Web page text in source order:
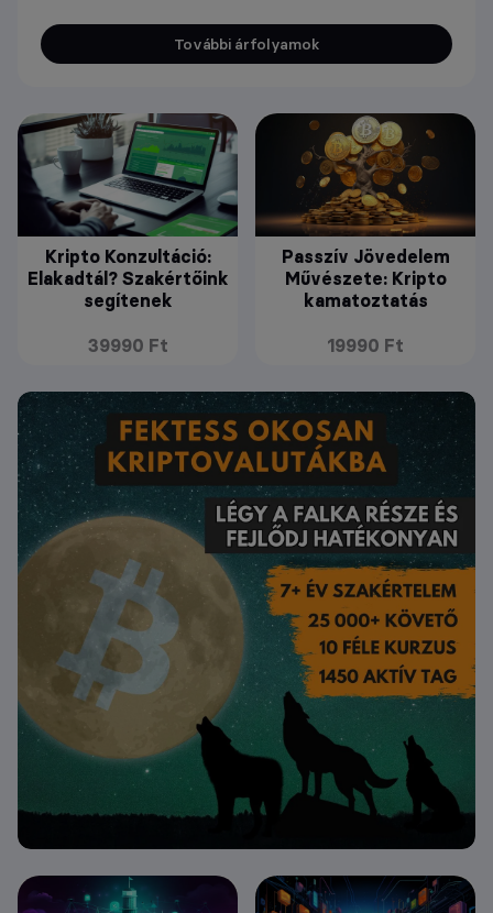
További árfolyamok
Kripto Konzultáció:
Elakadtál? Szakértőink
segítenek
39990 Ft
Passzív Jövedelem
Művészete: Kripto
kamatoztatás
19990 Ft